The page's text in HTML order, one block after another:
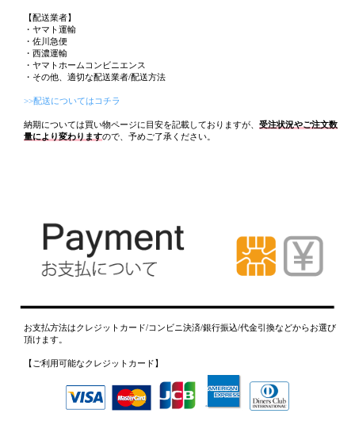
【配送業者】
・ヤマト運輸
・佐川急便
・西濃運輸
・ヤマトホームコンビニエンス
・その他、適切な配送業者/配送方法
>>配送についてはコチラ
納期については買い物ページに目安を記載しておりますが、 受注状況やご注文数
量により変わりますので、予めご了承ください。
お支払方法はクレジットカード/コンビニ決済/銀行振込/代金引換などからお選び
頂けます。
【ご利用可能なクレジットカード】